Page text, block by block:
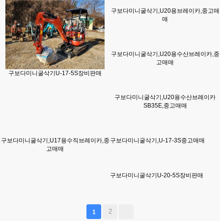
구보다미니굴삭기U-17-5S장비판매
구보다미니굴삭기,U20용브레이카,중고매
매
구보다미니굴삭기,U20용수산브레이카,중
고매매
구보다미니굴삭기,U20용수산브레이카
SB35E,중고매매
구보다미니굴삭기,U17용수직브레이카,중
고매매
구보다미니굴삭기,U-17-3S중고매매
구보다미니굴삭기U-20-5S장비판매
1 2